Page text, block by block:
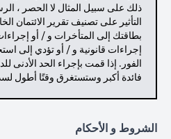
ذلك على سبيل المثال لا الحصر ،
التأثير على تصنيف تقرير
بطاقتك إلى المتأخرات و / أو
إجراءات قانونية و / أو تؤدي إلى
الفور. إذا قمت بإجراء الحد
فائدة أكبر وستستغرق وقتًا أطول
الشروط و الأحكام